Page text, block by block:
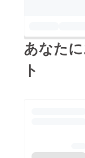
あなた
ト